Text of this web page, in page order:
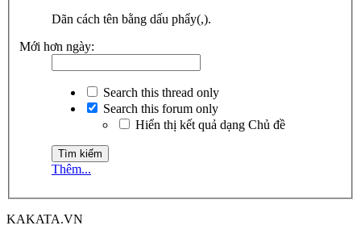
Dãn cách tên bằng dấu phẩy(,).
Mới hơn ngày:
Search this thread only
Search this forum only
Hiển thị kết quả dạng Chủ đề
Thêm...
KAKATA.VN